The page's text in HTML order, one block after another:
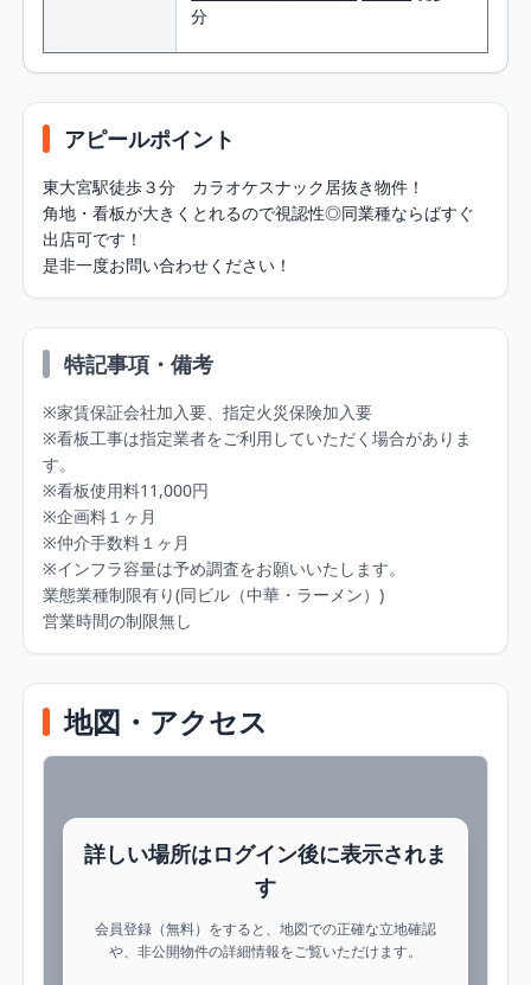
分
アピールポイント
東大宮駅徒歩３分　カラオケスナック居抜き物件！
角地・看板が大きくとれるので視認性◎同業種ならばすぐ
出店可です！
是非一度お問い合わせください！
特記事項・備考
※家賃保証会社加入要、指定火災保険加入要
※看板工事は指定業者をご利用していただく場合がありま
す。
※看板使用料11,000円
※企画料１ヶ月
※仲介手数料１ヶ月
※インフラ容量は予め調査をお願いいたします。
業態業種制限有り(同ビル（中華・ラーメン）)
営業時間の制限無し
地図・アクセス
詳しい場所はログイン後に表示されま
す
会員登録（無料）をすると、地図での正確な立地確認
や、非公開物件の詳細情報をご覧いただけます。